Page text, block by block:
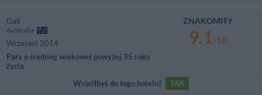
Gall
Australia
Wrzesień 2014
Para o średniej wiekowej powyżej 35 roku
życia
ZNAKOMITY
9.1/10
Wróciłbyś do tego hotelu?
TAK